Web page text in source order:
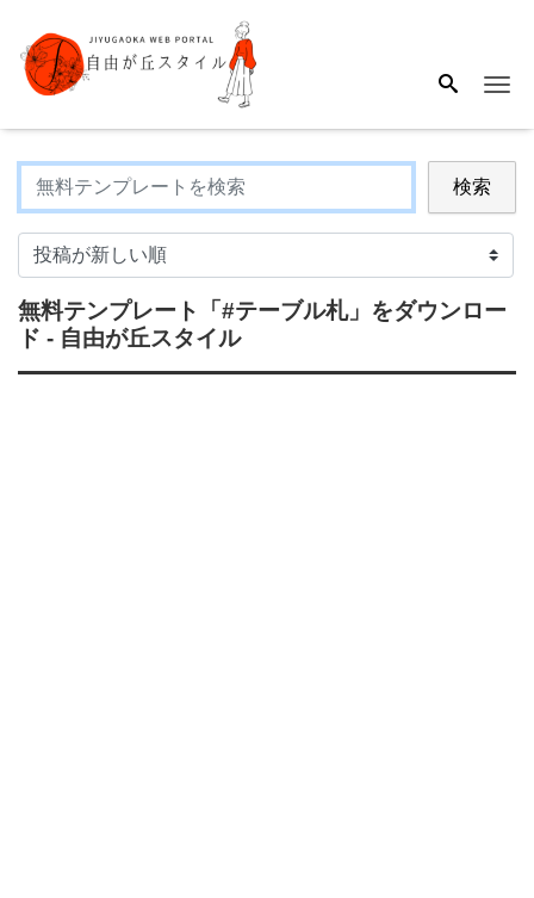
検索
無料テンプレート 「#テーブル札」 をダウンロー
ド - 自由が丘スタイル